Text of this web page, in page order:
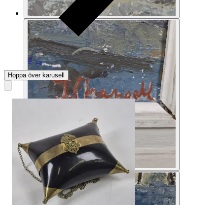
Hoppa över karusell